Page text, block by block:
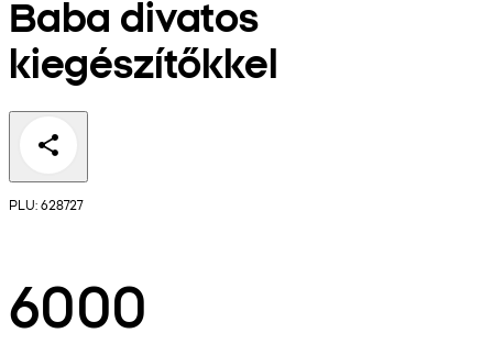
Baba divatos
kiegészítőkkel
PLU: 628727
6000